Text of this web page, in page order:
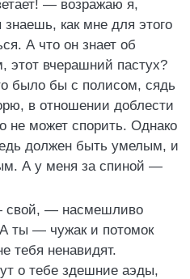
— возражаю я,
как мне для этого
А что он знает об
этот вчерашний пастух?
было бы с полисом, сядь
в отношении доблести
не может спорить. Однако
должен быть умелым, и
А у меня за спиной —
— насмешливо
ты — чужак и потомок
тебя ненавидят.
о тебе здешние аэды,